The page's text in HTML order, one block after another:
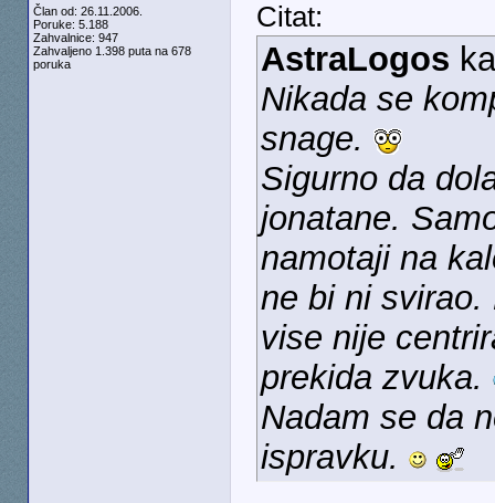
Član od: 26.11.2006.
Poruke: 5.188
Zahvalnice: 947
Zahvaljeno 1.398 puta na 678
poruka
Citat:
AstraLogos
Nikada se
snage.
Sigurno da
jonatane.
namotaji na
ne bi ni svirao.
vise nije
prekida zvuka.
Nadam se da
ispravku.